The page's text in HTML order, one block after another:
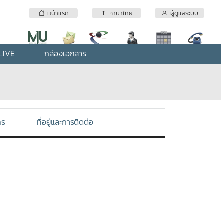
หน้าแรก ภาษาไทย ผู้ดูแลระบบ
LIVE กล่องเอกสาร
ที่อยู่และการติดต่อ